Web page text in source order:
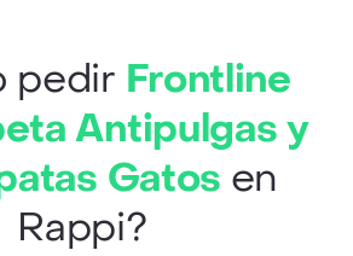
pedir Frontline
Antipulgas y
Gatos en
Rappi?